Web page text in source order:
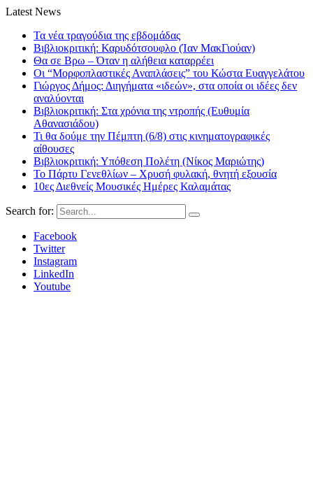
Latest News
Τα νέα τραγούδια της εβδομάδας
Βιβλιοκριτική: Καρυδότσουφλο (Ίαν ΜακΓιούαν)
Θα σε Βρω – Όταν η αλήθεια καταρρέει
Οι “Μορφοπλαστικές Αναπλάσεις” του Κώστα Ευαγγελάτου
Γιώργος Δήμος: Διηγήματα «ιδεών», στα οποία οι ιδέες δεν
αναλύονται
Βιβλιοκριτική: Στα χρόνια της ντροπής (Ευθυμία
Αθανασιάδου)
Τι θα δούμε την Πέμπτη (6/8) στις κινηματογραφικές
αίθουσες
Βιβλιοκριτική: Υπόθεση Πολέτη (Νίκος Μαριώτης)
Το Πάρτυ Γενεθλίων – Χρυσή φυλακή, θνητή εξουσία
10ες Διεθνείς Μουσικές Ημέρες Καλαμάτας
Search for:
Facebook
Twitter
Instagram
LinkedIn
Youtube